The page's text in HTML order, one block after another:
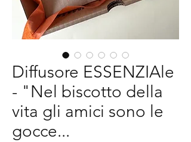
Diffusore ESSENZIAle
- "Nel biscotto della
vita gli amici sono le
gocce...